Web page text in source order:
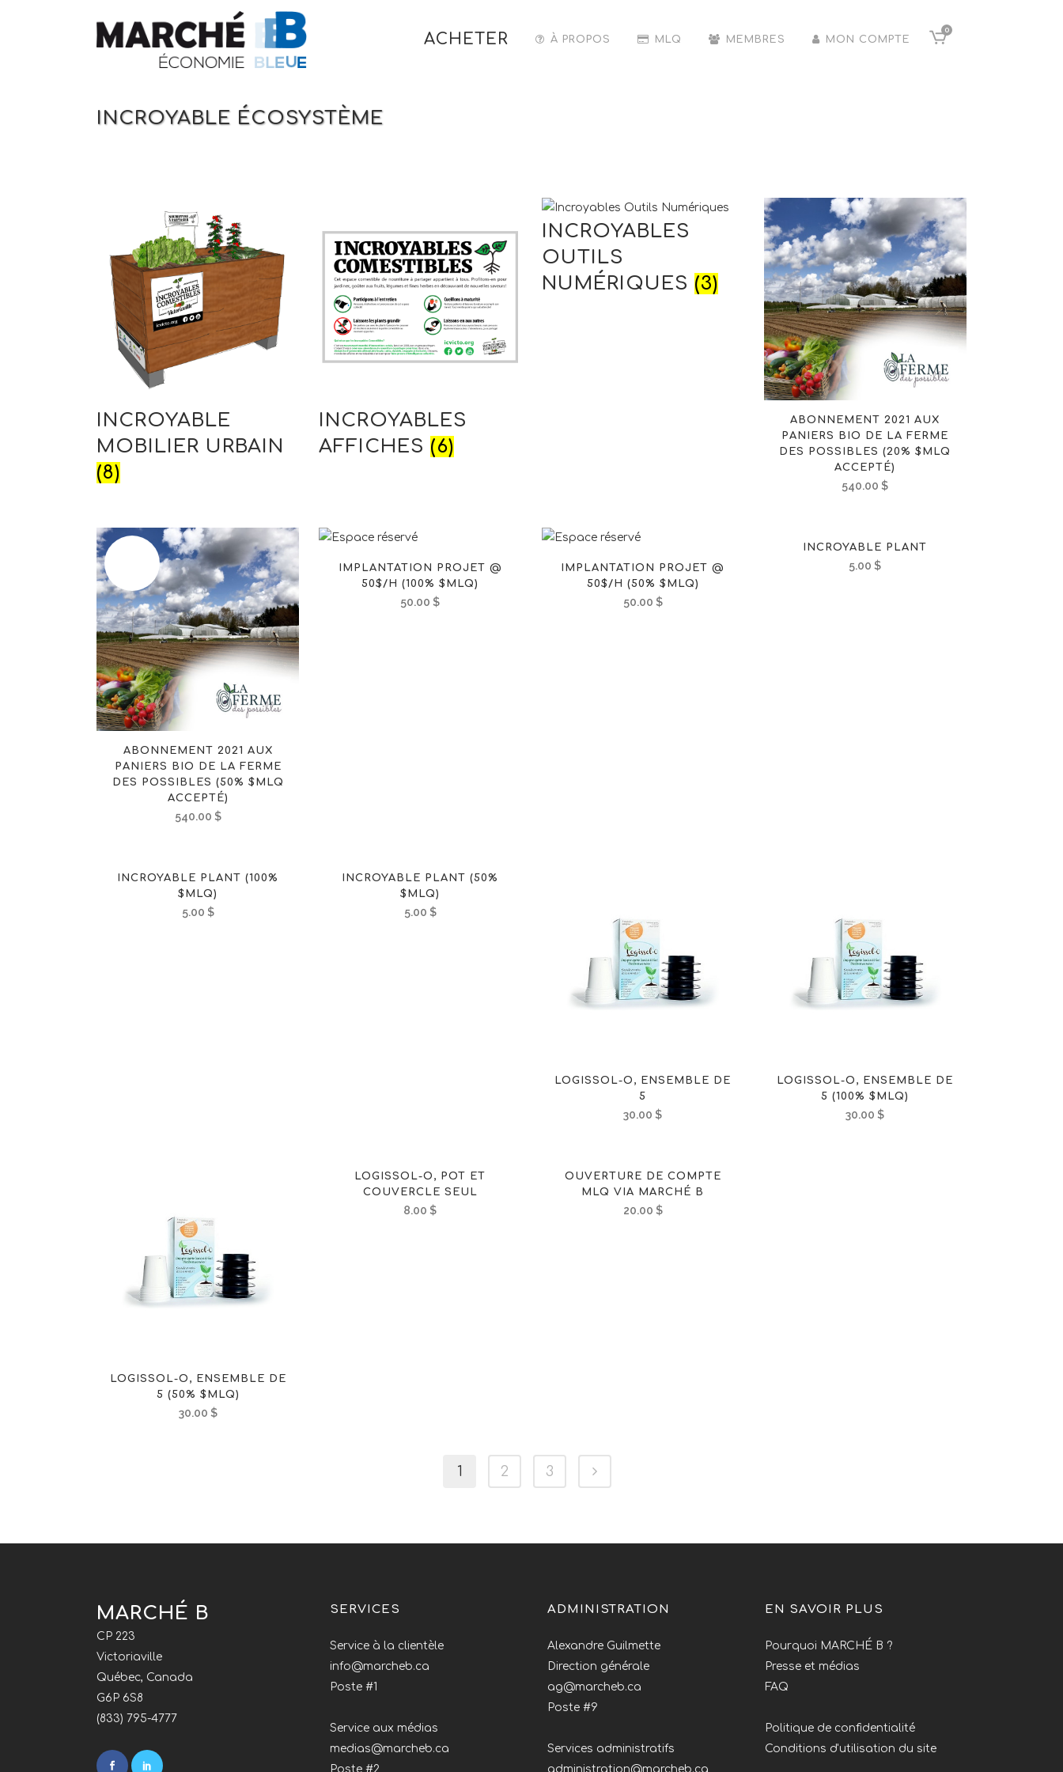
0
ACHETER À PROPOS MLQ MEMBRES MON COMPTE
INCROYABLE ÉCOSYSTÈME
INCROYABLE
MOBILIER URBAIN
(8)
INCROYABLES
AFFICHES (6)
INCROYABLES
OUTILS
NUMÉRIQUES (3)
ABONNEMENT 2021 AUX
PANIERS BIO DE LA FERME
DES POSSIBLES (20% $MLQ
ACCEPTÉ)
540.00$
ABONNEMENT 2021 AUX
PANIERS BIO DE LA FERME
DES POSSIBLES (50% $MLQ
ACCEPTÉ)
540.00 $
IMPLANTATION PROJET @
50$/H (100% $MLQ)
50.00$
IMPLANTATION PROJET @
50$/H (50% $MLQ)
50.00 $
INCROYABLE PLANT
5.00$
INCROYABLE PLANT (100%
$MLQ)
5.00 $
INCROYABLE PLANT (50%
$MLQ)
5.00 $
LOGISSOL-O, ENSEMBLE DE
5
30.00$
LOGISSOL-O, ENSEMBLE DE
5 (100% $MLQ)
30.00$
LOGISSOL-O, ENSEMBLE DE
5 (50% $MLQ)
30.00 $
LOGISSOL-O, POT ET
COUVERCLE SEUL
8.00$
OUVERTURE DE COMPTE
MLQ VIA MARCHÉ B
20.00 $
1 2 3
MARCHÉ B
CP 223
Victoriaville
Québec, Canada
G6P 6S8
(833) 795-4777
SERVICES
Service à la clientèle
info@marcheb.ca
Poste #1
Service aux médias
medias@marcheb.ca
Poste #2
ADMINISTRATION
Alexandre Guilmette
Direction générale
ag@marcheb.ca
Poste #9
Services administratifs
administration@marcheb.ca
EN SAVOIR PLUS
Pourquoi MARCHÉ B ?
Presse et médias
FAQ
Politique de confidentialité
Conditions d'utilisation du site